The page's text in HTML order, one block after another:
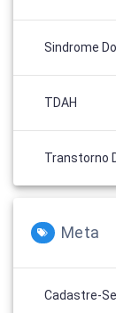
Sindrome
TDAH
Transtorno
Meta
Cadastre-Se